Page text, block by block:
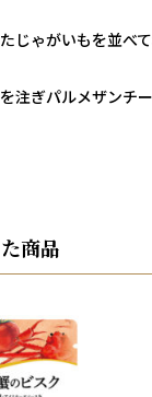
じゃがいもを並べ
注ぎパルメザンチ
商品